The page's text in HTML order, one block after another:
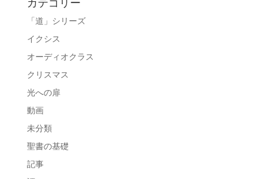
カテゴリー
「道」シリーズ
イクシス
オーディオクラス
クリスマス
光への扉
動画
未分類
聖書の基礎
記事